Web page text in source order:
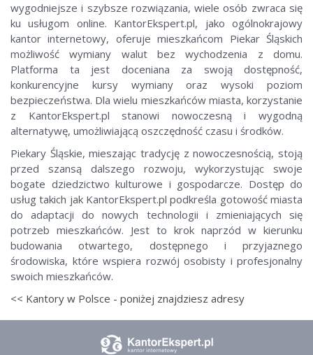
wygodniejsze i szybsze rozwiązania, wiele osób zwraca się
ku usługom online. KantorEkspert.pl, jako ogólnokrajowy
kantor internetowy, oferuje mieszkańcom Piekar Śląskich
możliwość wymiany walut bez wychodzenia z domu.
Platforma ta jest doceniana za swoją dostępność,
konkurencyjne kursy wymiany oraz wysoki poziom
bezpieczeństwa. Dla wielu mieszkańców miasta, korzystanie
z KantorEkspert.pl stanowi nowoczesną i wygodną
alternatywę, umożliwiającą oszczędność czasu i środków.
Piekary Śląskie, mieszając tradycję z nowoczesnością, stoją
przed szansą dalszego rozwoju, wykorzystując swoje
bogate dziedzictwo kulturowe i gospodarcze. Dostęp do
usług takich jak KantorEkspert.pl podkreśla gotowość miasta
do adaptacji do nowych technologii i zmieniających się
potrzeb mieszkańców. Jest to krok naprzód w kierunku
budowania otwartego, dostępnego i przyjaznego
środowiska, które wspiera rozwój osobisty i profesjonalny
swoich mieszkańców.
<< Kantory w Polsce - poniżej znajdziesz adresy